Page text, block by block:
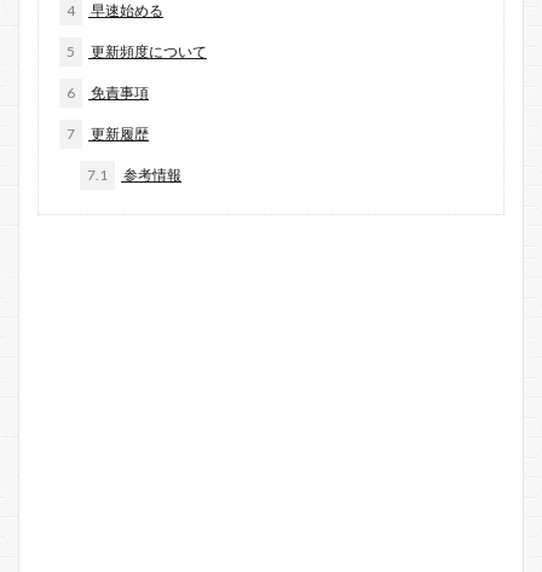
4 早速始める
5 更新頻度について
6 免責事項
7 更新履歴
7.1 参考情報